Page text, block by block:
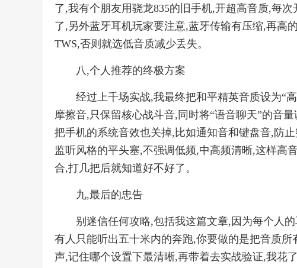
了,我有个朋友用骁龙835的旧手机,开超高音质,每
了,另外蓝牙耳机玩家要注意,蓝牙传输有压缩,再高
TWS,否则就选低音质减少丢失。
八,个人推荐的终极方案
经过上千场实战,我最终把和平精英音质设为“
摩擦音,只保留核心战斗音,同时将“语音聊天”的音
把手机的系统音效也关掉,比如通知音和键盘音,防
监听风格的平头塞,不强调低频,中高频清晰,这样高
合,打几把后就知道好不好了。
九,最后的忠告
别迷信任何攻略,包括我这篇文章,因为每个人
有人只能听出五十米内的奔跑,你要做的是把音质
声,记住哪个设置下最清晰,再带着去实战验证,我花